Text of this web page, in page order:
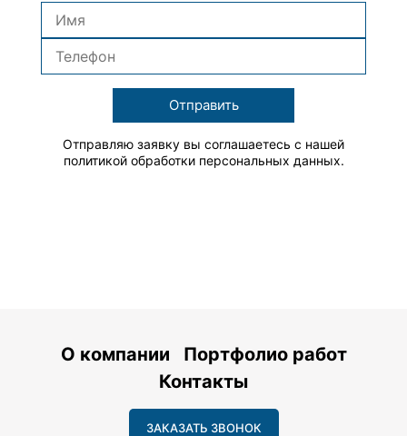
Отправить
Отправляю заявку вы соглашаетесь с нашей
политикой обработки персональных данных.
О компании
Портфолио работ
Контакты
ЗАКАЗАТЬ ЗВОНОК